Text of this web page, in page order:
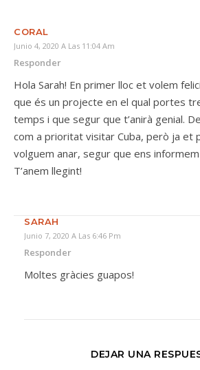
CORAL
Junio 4, 2020 A Las 11:04 Am
Responder
Hola Sarah! En primer lloc et volem
que és un projecte en el qual portes
temps i que segur que t’anirà genial.
com a prioritat visitar Cuba, però ja et
volguem anar, segur que ens
T’anem llegint!
SARAH
Junio 7, 2020 A Las 6:46 Pm
Responder
Moltes gràcies guapos!
DEJAR UNA